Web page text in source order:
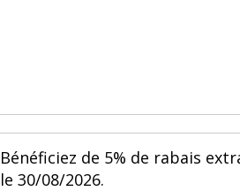
Bénéficiez de 5% de rabais
le 30/08/2026.